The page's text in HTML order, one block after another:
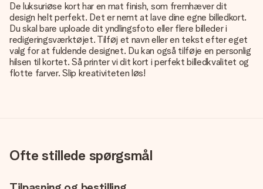
De luksuriøse kort har en mat finish, som fremhæver dit
design helt perfekt. Det er nemt at lave dine egne billedkort.
Du skal bare uploade dit yndlingsfoto eller flere billeder i
redigeringsværktøjet. Tilføj et navn eller en tekst efter eget
valg for at fuldende designet. Du kan også tilføje en personlig
hilsen til kortet. Så printer vi dit kort i perfekt billedkvalitet og
flotte farver. Slip kreativiteten løs!
Ofte stillede spørgsmål